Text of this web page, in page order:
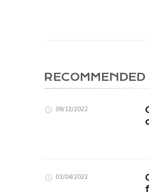
09/12/2022
01/04/2022